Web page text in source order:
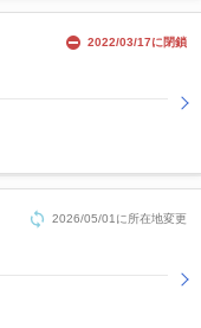
2022/03/17に閉鎖
2026/05/01に所在地変更